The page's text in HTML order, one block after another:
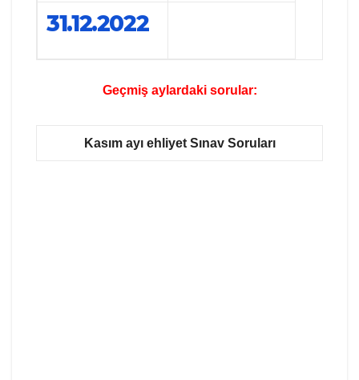
31.12.2022
Geçmiş aylardaki sorular:
Kasım ayı ehliyet Sınav Soruları